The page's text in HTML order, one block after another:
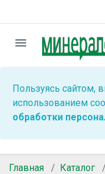
menu
Пользуясь сайтом,
использованием
обработки
Главная Каталог